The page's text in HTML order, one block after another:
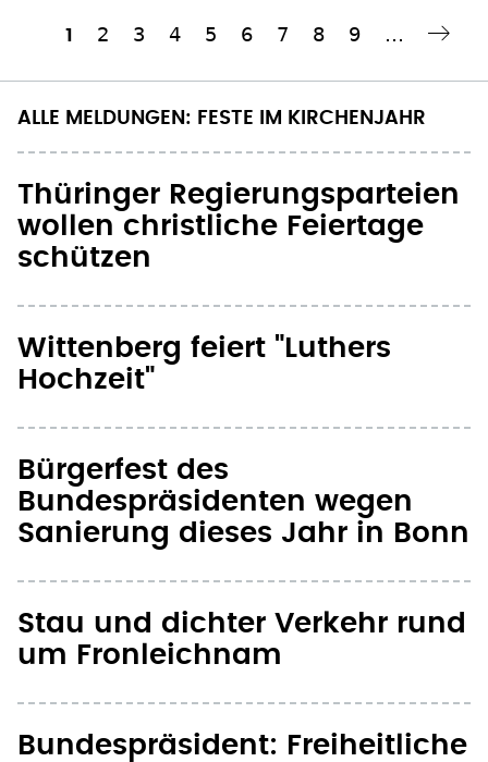
Aktuelle
1 Seite
2 Seite
3 Seite
4 Seite
5 Seite
6 Seite
7 Seite
8 Seite
9 …
Nächste Seite
ALLE MELDUNGEN: FESTE IM KIRCHENJAHR
Thüringer Regierungsparteien
wollen christliche Feiertage
schützen
Wittenberg feiert "Luthers
Hochzeit"
Bürgerfest des
Bundespräsidenten wegen
Sanierung dieses Jahr in Bonn
Stau und dichter Verkehr rund
um Fronleichnam
Bundespräsident: Freiheitliche